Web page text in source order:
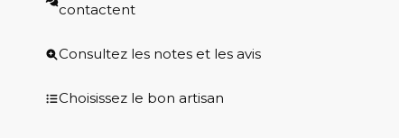
contactent
Consultez les notes et les avis
Choisissez le bon artisan